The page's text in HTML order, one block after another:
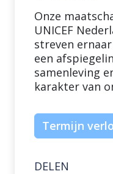
Onze
UNICEF
streven
een
samenleving
karakter van
Termijn
DELEN